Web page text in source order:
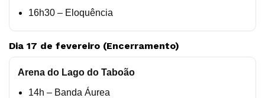
16h30 – Eloquência
Dia 17 de fevereiro (Encerramento)
Arena do Lago do Taboão
14h – Banda Áurea